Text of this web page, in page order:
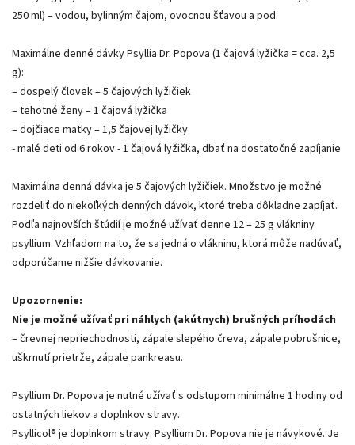
250 ml) – vodou, bylinným čajom, ovocnou šťavou a pod.
Maximálne denné dávky Psyllia Dr. Popova (1 čajová lyžička = cca. 2,5
g):
– dospelý človek – 5 čajových lyžičiek
– tehotné ženy – 1 čajová lyžička
– dojčiace matky – 1,5 čajovej lyžičky
- malé deti od 6 rokov - 1 čajová lyžička, dbať na dostatočné zapíjanie
Maximálna denná dávka je 5 čajových lyžičiek. Množstvo je možné
rozdeliť do niekoľkých denných dávok, ktoré treba dôkladne zapíjať.
Podľa najnovších štúdií je možné užívať denne 12 – 25 g vlákniny
psyllium. Vzhľadom na to, že sa jedná o vlákninu, ktorá môže nadúvať,
odporúčame nižšie dávkovanie.
Upozornenie:
Nie je možné užívať pri náhlych (akútnych) brušných príhodách
– črevnej nepriechodnosti, zápale slepého čreva, zápale pobrušnice,
uškrnutí prietrže, zápale pankreasu.
Psyllium Dr. Popova je nutné užívať s odstupom minimálne 1 hodiny od
ostatných liekov a doplnkov stravy.
Psyllicol® je doplnkom stravy. Psyllium Dr. Popova nie je návykové. Je